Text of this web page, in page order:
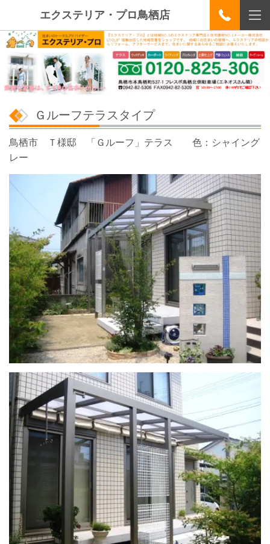
エクステリア・プロ鳥栖店
Ｇルーフテラスタイプ
鳥栖市 Ｔ様邸 「Ｇルーフ」テラス 色：シャイング
レー